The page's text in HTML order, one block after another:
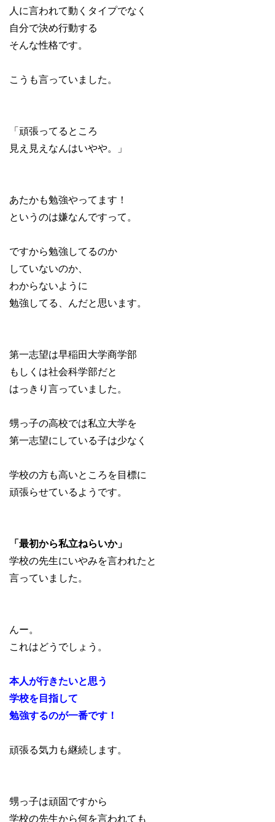
人に言われて動くタイプでなく
自分で決め行動する
そんな性格です。
こうも言っていました。
「頑張ってるところ
見え見えなんはいやや。」
あたかも勉強やってます！
というのは嫌なんですって。
ですから勉強してるのか
していないのか、
わからないように
勉強してる、んだと思います。
第一志望は早稲田大学商学部
もしくは社会科学部だと
はっきり言っていました。
甥っ子の高校では私立大学を
第一志望にしている子は少なく
学校の方も高いところを目標に
頑張らせているようです。
「最初から私立ねらいか」
学校の先生にいやみを言われたと
言っていました。
んー。
これはどうでしょう。
本人が行きたいと思う
学校を目指して
勉強するのが一番です！
頑張る気力も継続します。
甥っ子は頑固ですから
学校の先生から何を言われても